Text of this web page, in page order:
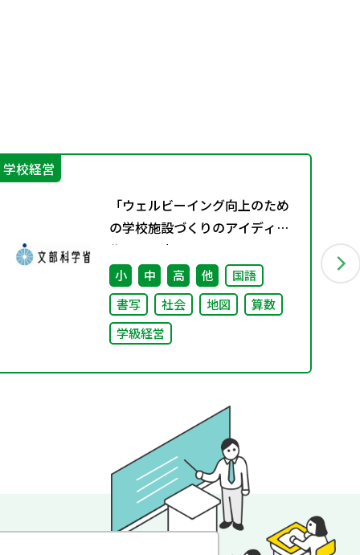
学校経営
「ウェルビーイング向上のため
の学校施設づくりのアイディア
集」の公表について
小 中 高 他
国語
書写
社会 地図
算数
学級経営